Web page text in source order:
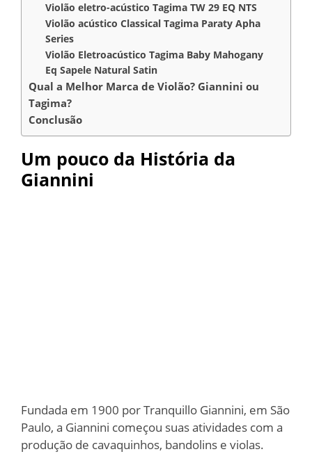
Violão eletro-acústico Tagima TW 29 EQ NTS
Violão acústico Classical Tagima Paraty Apha
Series
Violão Eletroacústico Tagima Baby Mahogany
Eq Sapele Natural Satin
Qual a Melhor Marca de Violão? Giannini ou
Tagima?
Conclusão
Um pouco da História da
Giannini
Fundada em 1900 por Tranquillo Giannini, em São
Paulo, a Giannini começou suas atividades com a
produção de cavaquinhos, bandolins e violas.